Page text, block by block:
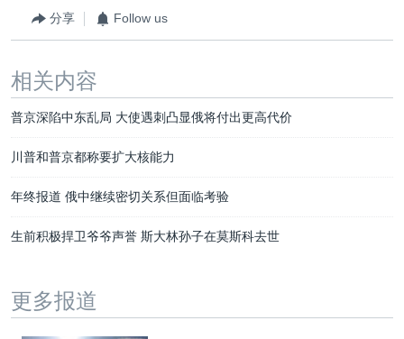
分享 Follow us
相关内容
普京深陷中东乱局 大使遇刺凸显俄将付出更高代价
川普和普京都称要扩大核能力
年终报道 俄中继续密切关系但面临考验
生前积极捍卫爷爷声誉 斯大林孙子在莫斯科去世
更多报道